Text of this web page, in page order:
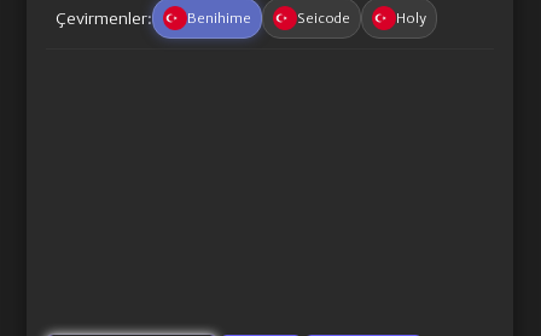
Çevirmenler: Benihime Seicode Holy